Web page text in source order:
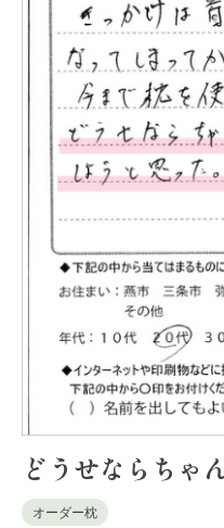
どうせならちゃ
オーダー枕